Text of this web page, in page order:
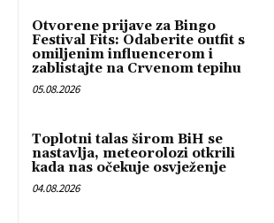
Otvorene prijave za Bingo
Festival Fits: Odaberite outfit s
omiljenim influencerom i
zablistajte na Crvenom tepihu
05.08.2026
Toplotni talas širom BiH se
nastavlja, meteorolozi otkrili
kada nas očekuje osvježenje
04.08.2026